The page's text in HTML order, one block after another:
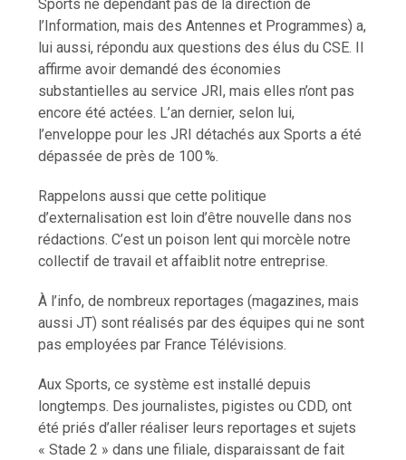
Sports ne dépendant pas de la direction de
l’Information, mais des Antennes et Programmes) a,
lui aussi, répondu aux questions des élus du CSE. Il
affirme avoir demandé des économies
substantielles au service JRI, mais elles n’ont pas
encore été actées. L’an dernier, selon lui,
l’enveloppe pour les JRI détachés aux Sports a été
dépassée de près de 100 %.
Rappelons aussi que cette politique
d’externalisation est loin d’être nouvelle dans nos
rédactions. C’est un poison lent qui morcèle notre
collectif de travail et affaiblit notre entreprise.
À l’info, de nombreux reportages (magazines, mais
aussi JT) sont réalisés par des équipes qui ne sont
pas employées par France Télévisions.
Aux Sports, ce système est installé depuis
longtemps. Des journalistes, pigistes ou CDD, ont
été priés d’aller réaliser leurs reportages et sujets
« Stade 2 » dans une filiale, disparaissant de fait